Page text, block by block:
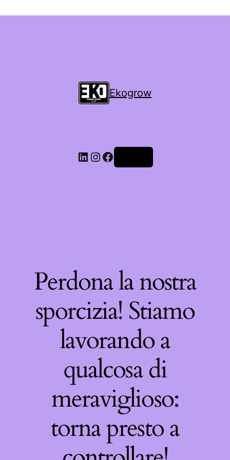
Ekogrow
Perdona la nostra
sporcizia! Stiamo
lavorando a
qualcosa di
meraviglioso:
torna presto a